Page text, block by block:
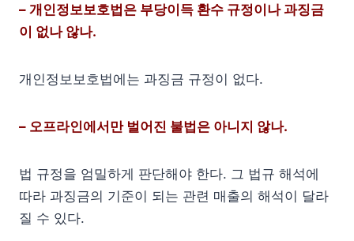
– 개인정보보호법은 부당이득 환수 규정이나 과징금
이 없나 않나.
개인정보보호법에는 과징금 규정이 없다.
– 오프라인에서만 벌어진 불법은 아니지 않나.
법 규정을 엄밀하게 판단해야 한다. 그 법규 해석에
따라 과징금의 기준이 되는 관련 매출의 해석이 달라
질 수 있다.